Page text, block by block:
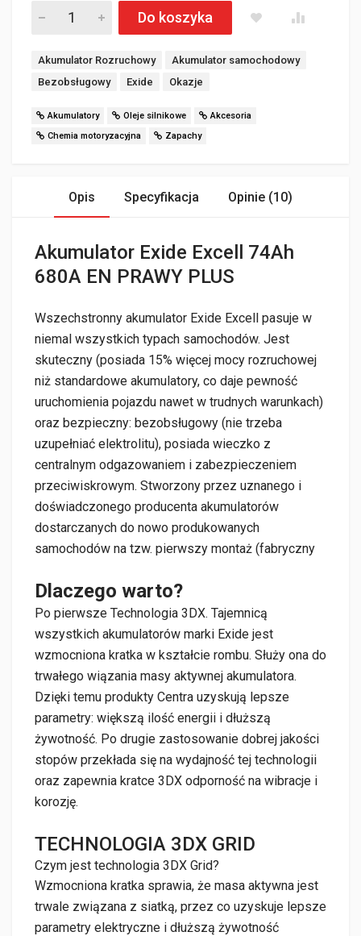
Akumulator Exide Excell 74Ah 680A EB740 EN PRAWY PLUS
Do koszyka
Akumulator Rozruchowy
Akumulator samochodowy
Bezobsługowy
Exide Okazje
Akumulatory Oleje silnikowe
Akcesoria
Chemia motoryzacyjna
Zapachy
Opis Specyfikacja Opinie (10)
Akumulator Exide Excell 74Ah
680A EN PRAWY PLUS
Wszechstronny akumulator Exide Excell pasuje w
niemal wszystkich typach samochodów. Jest
skuteczny (posiada 15% więcej mocy rozruchowej
niż standardowe akumulatory, co daje pewność
uruchomienia pojazdu nawet w trudnych warunkach)
oraz bezpieczny: bezobsługowy (nie trzeba
uzupełniać elektrolitu), posiada wieczko z
centralnym odgazowaniem i zabezpieczeniem
przeciwiskrowym. Stworzony przez uznanego i
doświadczonego producenta akumulatorów
dostarczanych do nowo produkowanych
samochodów na tzw. pierwszy montaż (fabryczny
Dlaczego warto?
Po pierwsze Technologia 3DX. Tajemnicą
wszystkich akumulatorów marki Exide jest
wzmocniona kratka w kształcie rombu. Służy ona do
trwałego wiązania masy aktywnej akumulatora.
Dzięki temu produkty Centra uzyskują lepsze
parametry: większą ilość energii i dłuższą
żywotność. Po drugie zastosowanie dobrej jakości
stopów przekłada się na wydajność tej technologii
oraz zapewnia kratce 3DX odporność na wibracje i
korozję.
TECHNOLOGIA 3DX GRID
Czym jest technologia 3DX Grid?
Wzmocniona kratka sprawia, że masa aktywna jest
trwale związana z siatką, przez co uzyskuje lepsze
parametry elektryczne i dłuższą żywotność